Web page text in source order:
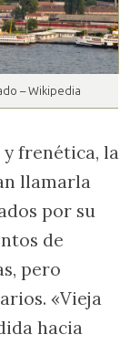
– Wikipedia
y frenética, la
llamarla
por su
de
pero
«Vieja
hacia